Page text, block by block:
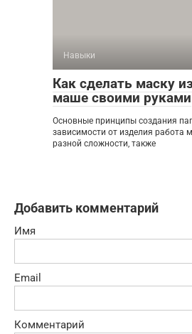
Навыки
Как сделать маску
маше своими руками
Основные принципы создания
зависимости от изделия работа
разной сложности, также
Добавить комментарий
Имя
Email
Комментарий